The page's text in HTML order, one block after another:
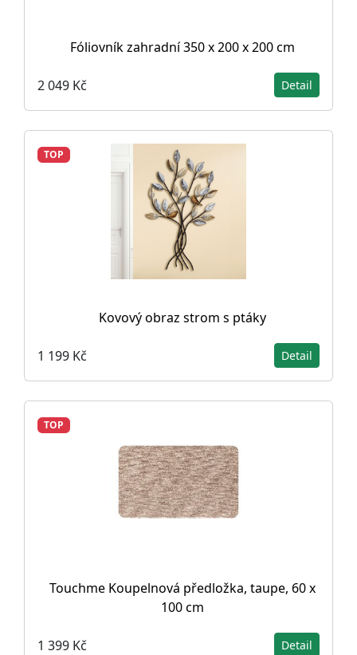
Fóliovník zahradní 350 x 200 x 200 cm
2 049 Kč Detail
TOP
Kovový obraz strom s ptáky
1 199 Kč Detail
TOP
Touchme Koupelnová předložka, taupe, 60 x
100 cm
1 399 Kč Detail